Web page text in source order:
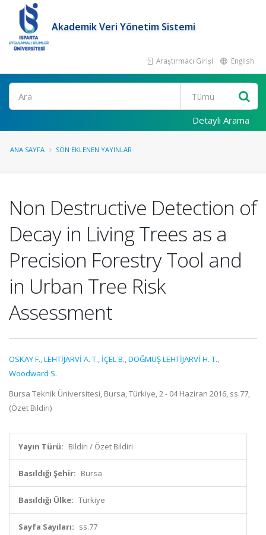
Akademik Veri Yönetim Sistemi
Araştırmacı Girişi English
Ara
Detaylı Arama
ANA SAYFA SON EKLENEN YAYINLAR
Non Destructive Detection of
Decay in Living Trees as a
Precision Forestry Tool and
in Urban Tree Risk
Assessment
OSKAY F.,LEHTİJARVİ A. T., İÇEL B.,DOĞMUŞ LEHTİJARVİ H. T.,
Woodward S.
Bursa Teknik Üniversitesi, Bursa, Türkiye, 2 - 04 Haziran 2016, ss.77,
(Özet Bildiri)
Yayın Türü: Bildiri / Özet Bildiri
Basıldığı Şehir: Bursa
Basıldığı Ülke: Türkiye
Sayfa Sayıları: ss.77